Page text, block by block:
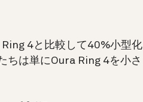
4と比較して40%小型化
ちは単にOura Ring 4を小さ